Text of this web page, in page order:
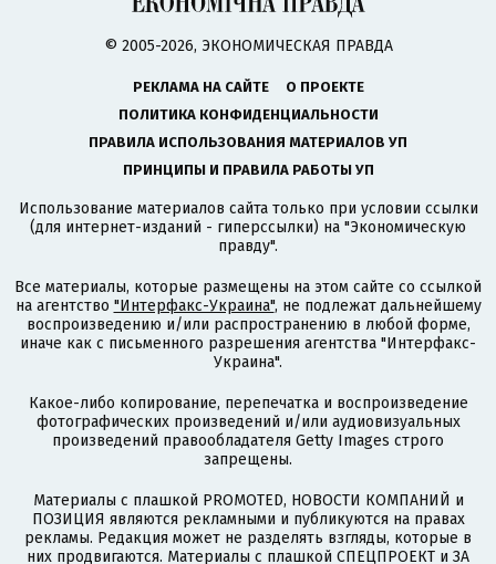
© 2005-2026, ЭКОНОМИЧЕСКАЯ ПРАВДА
РЕКЛАМА НА САЙТЕ
О ПРОЕКТЕ
ПОЛИТИКА КОНФИДЕНЦИАЛЬНОСТИ
ПРАВИЛА ИСПОЛЬЗОВАНИЯ МАТЕРИАЛОВ УП
ПРИНЦИПЫ И ПРАВИЛА РАБОТЫ УП
Использование материалов сайта только при условии ссылки
(для интернет-изданий - гиперссылки) на "Экономическую
правду".
Все материалы, которые размещены на этом сайте со ссылкой
на агентство "Интерфакс-Украина", не подлежат дальнейшему
воспроизведению и/или распространению в любой форме,
иначе как с письменного разрешения агентства "Интерфакс-
Украина".
Какое-либо копирование, перепечатка и воспроизведение
фотографических произведений и/или аудиовизуальных
произведений правообладателя Getty Images строго
запрещены.
Материалы с плашкой PROMOTED, НОВОСТИ КОМПАНИЙ и
ПОЗИЦИЯ являются рекламными и публикуются на правах
рекламы. Редакция может не разделять взгляды, которые в
них продвигаются. Материалы с плашкой СПЕЦПРОЕКТ и ЗА